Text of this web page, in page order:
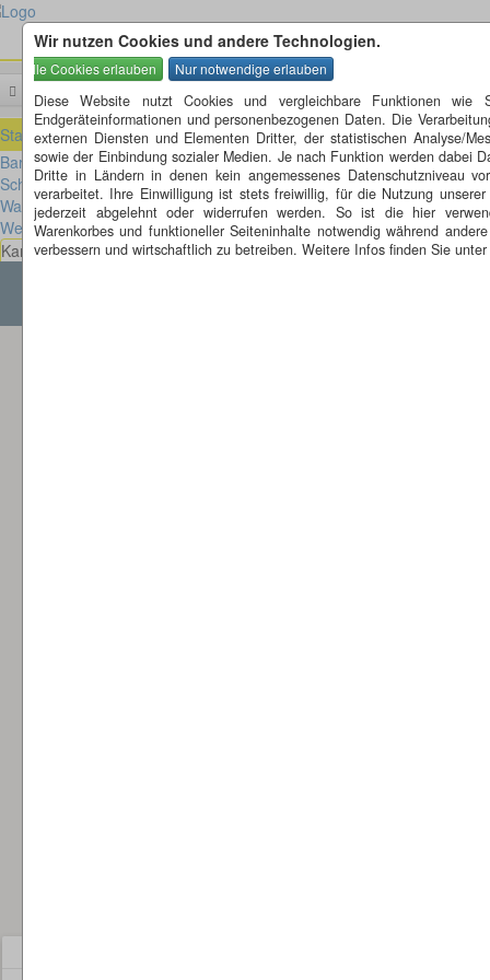
Wir nutzen Cookies und andere Technologien.
Diese Website nutzt Cookies und vergleichbare Funktionen wie
Endgeräteinformationen und personenbezogenen Daten. Die
externen Diensten und Elementen Dritter, der statistischen Analyse/
sowie der Einbindung sozialer Medien. Je nach Funktion werden dabei
Dritte in Ländern in denen kein angemessenes Datenschutzniveau
verarbeitet. Ihre Einwilligung ist stets freiwillig, für die Nutzung
jederzeit abgelehnt oder widerrufen werden. So ist die hier
Warenkorbes und funktioneller Seiteninhalte notwendig während
verbessern und wirtschaftlich zu betreiben. Weitere Infos finden Sie
Startseite » Sachsen-Anhalt (ST)
Barleben (ST) (1)
Schönebeck (ST) (2)
Wanzleben (ST) (1)
Weißenfels (ST) (1)
Karte Sachsen-Anhalt